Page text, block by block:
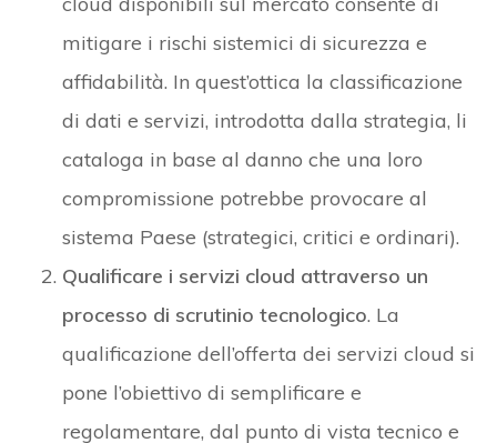
mitigare i rischi sistemici di sicurezza e
affidabilità. In quest’ottica la classificazione
di dati e servizi, introdotta dalla strategia, li
cataloga in base al danno che una loro
compromissione potrebbe provocare al
sistema Paese (strategici, critici e ordinari).
Qualificare i servizi cloud attraverso un
processo di scrutinio tecnologico. La
qualificazione dell’offerta dei servizi cloud si
pone l’obiettivo di semplificare e
regolamentare, dal punto di vista tecnico e